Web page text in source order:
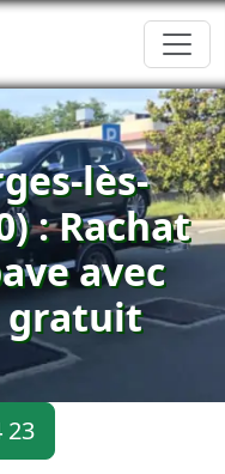
lès-
: Rachat
avec
gratuit
23